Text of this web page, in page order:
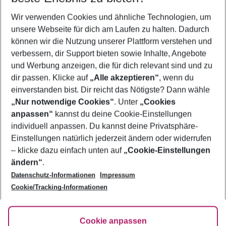
2 Erwachsene Keine Kinder
Mehr Filter anzeigen
Footer
Footer navigation
Über uns
AGB
Bestpreisgarantie
Cookie-Einstellungen ändern
Cookie-Richtlinie
Agenturbetreuung
Barrierefreies Reisen
FAQ
HanseMerkur Reiseversicherung
Folge uns
Wir verwenden Cookies und ähnliche Technologien, um
unsere Webseite für dich am Laufen zu halten. Dadurch
können wir die Nutzung unserer Plattform verstehen und
verbessern, dir Support bieten sowie Inhalte, Angebote
und Werbung anzeigen, die für dich relevant sind und zu
dir passen. Klicke auf „Alle akzeptieren“, wenn du
einverstanden bist. Dir reicht das Nötigste? Dann wähle
„Nur notwendige Cookies“. Unter „Cookies
anpassen“ kannst du deine Cookie-Einstellungen
individuell anpassen. Du kannst deine Privatsphäre-
Einstellungen natürlich jederzeit ändern oder widerrufen
– klicke dazu einfach unten auf „Cookie-Einstellungen
ändern“.
Datenschutz-Informationen
Impressum
Cookie/Tracking-Informationen
Cookie anpassen